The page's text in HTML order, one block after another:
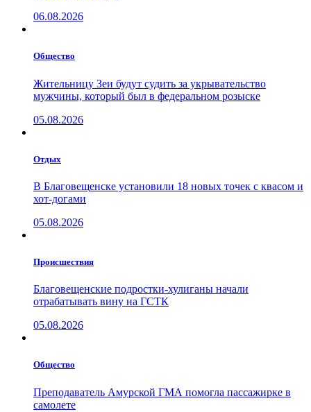
06.08.2026
Общество
Жительницу Зеи будут судить за укрывательство
мужчины, который был в федеральном розыске
05.08.2026
Отдых
В Благовещенске установили 18 новых точек с квасом и
хот-догами
05.08.2026
Проиcшествия
Благовещенские подростки-хулиганы начали
отрабатывать вину на ГСТК
05.08.2026
Общество
Преподаватель Амурской ГМА помогла пассажирке в
самолете